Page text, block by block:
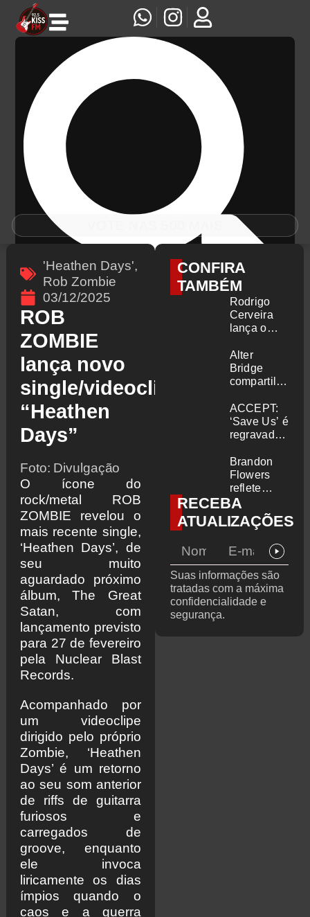
'Heathen Days',
Rob Zombie
03/12/2025
ROB
ZOMBIE
lança novo
single/videoclipe
“Heathen
Days”
Foto: Divulgação
O ícone do
rock/metal ROB
ZOMBIE revelou o
mais recente single,
‘Heathen Days’, de
seu muito
aguardado próximo
álbum, The Great
Satan, com
lançamento previsto
para 27 de fevereiro
pela Nuclear Blast
Records.
Acompanhado por
um videoclipe
dirigido pelo próprio
Zombie, ‘Heathen
Days’ é um retorno
ao seu som anterior
de riffs de guitarra
furiosos e
carregados de
groove, enquanto
ele invoca
liricamente os dias
ímpios quando o
caos e a guerra
CONFIRA
TAMBÉM
Rodrigo
Cerveira
lança o
Searcher”
Alter
Bridge
compartilha
vivo de
“Fortress”
gravada no
Ring 2026
ACCEPT:
‘Save Us’ é
regravada
membros
do GHOST
e KORN
Brandon
Flowers
reflete
sobre o
futuro e
levanta
de deixar
os palcos
RECEBA
ATUALIZAÇÕES
Suas informações são
tratadas com a máxima
confidencialidade e
segurança.